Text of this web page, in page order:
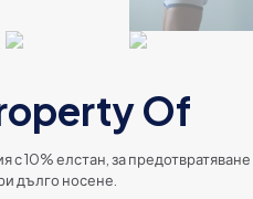
Of
10% елстан, за предотвратяване
дълго носене.